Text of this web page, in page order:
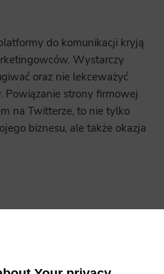
do komunikacji kryją
Wystarczy
oraz nie lekceważyć
Powiązanie strony firmowej
na Twitterze, to nie tylko
biznesu, ale także okazja